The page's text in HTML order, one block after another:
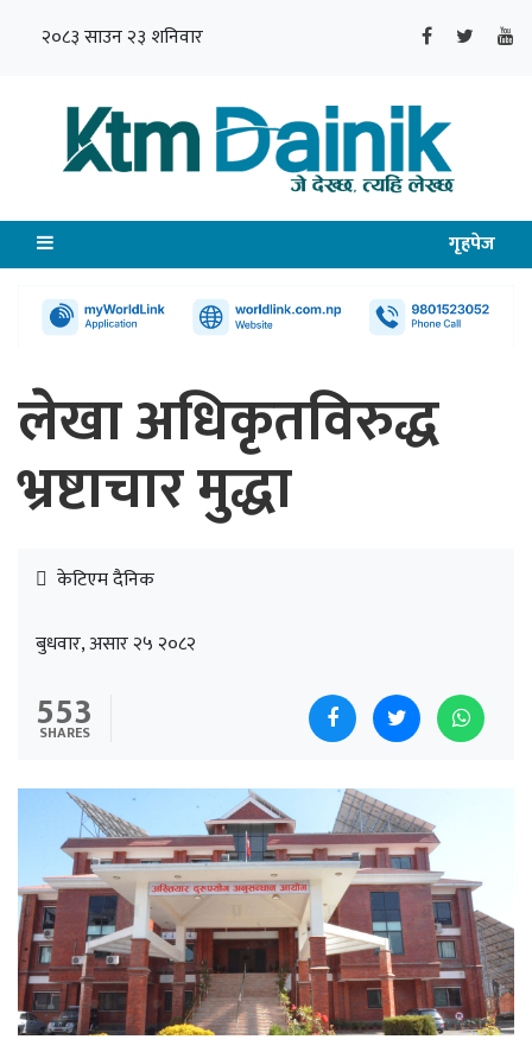
२०८३ साउन २३ शनिवार
गृहपेज
लेखा अधिकृतविरुद्ध
भ्रष्टाचार मुद्धा
केटिएम दैनिक
बुधवार, असार २५ २०८२
553
SHARES